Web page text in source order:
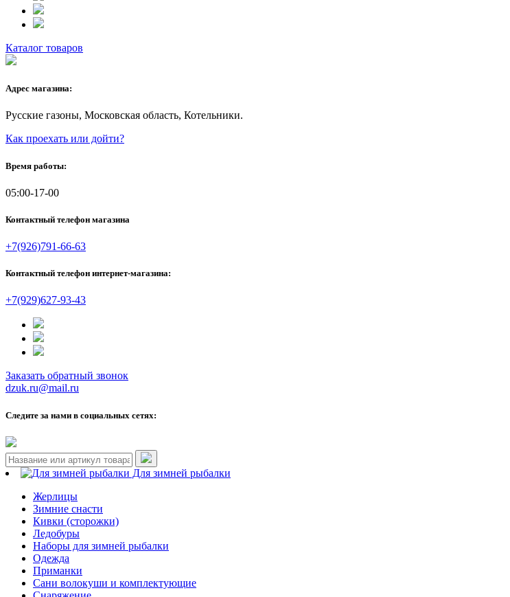
Каталог товаров
Адрес магазина:
Русские газоны, Московская область, Котельники.
Как проехать или дойти?
Время работы:
05:00-17-00
Контактный телефон магазина
+7(926)791-66-63
Контактный телефон интернет-магазина:
+7(929)627-93-43
Заказать обратный звонок
dzuk.ru@mail.ru
Следите за нами в социальных сетях:
Для зимней рыбалки
Жерлицы
Зимние снасти
Кивки (сторожки)
Ледобуры
Наборы для зимней рыбалки
Одежда
Приманки
Сани волокуши и комплектующие